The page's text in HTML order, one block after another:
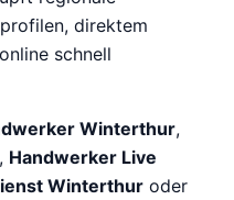
direktem
schnell
Winterthur,
, Handwerker Live
Winterthur oder